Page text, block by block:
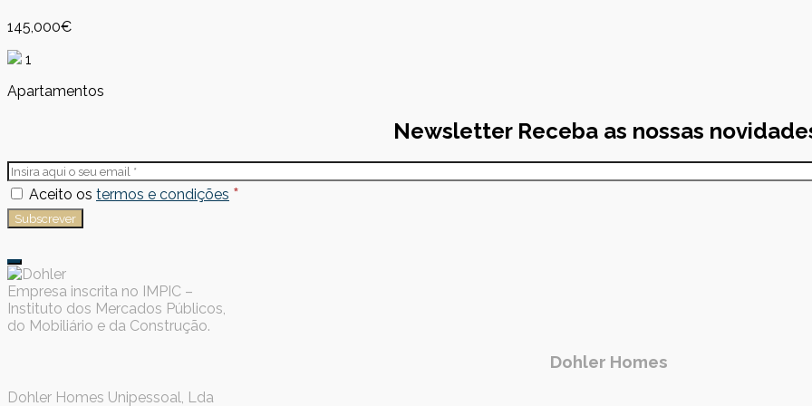
145,000€
1
Apartamentos
NewsletterReceba as nossas
Aceito os termos e condições *
Empresa inscrita no IMPIC –
Instituto dos Mercados Públicos,
do Mobiliário e da Construção.
Dohler Homes
Dohler Homes Unipessoal, Lda